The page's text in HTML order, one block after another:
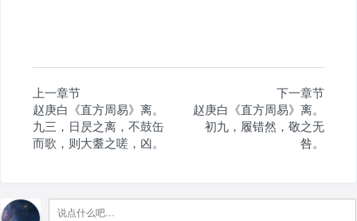
上一章节
赵庚白《直方周易》离。
九三，日昃之离，不鼓缶
而歌，则大耋之嗟，凶。
下一章节
赵庚白《直方周易》离。
初九，履错然，敬之无
咎。